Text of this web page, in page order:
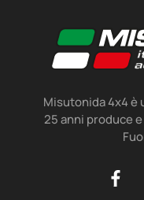
Misutonida 4x4 è
25 anni produce